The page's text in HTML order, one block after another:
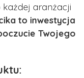
aranżacji
to inwestycja
Twojego